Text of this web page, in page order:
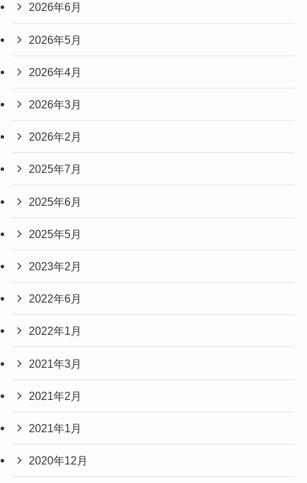
2026年6月
2026年5月
2026年4月
2026年3月
2026年2月
2025年7月
2025年6月
2025年5月
2023年2月
2022年6月
2022年1月
2021年3月
2021年2月
2021年1月
2020年12月